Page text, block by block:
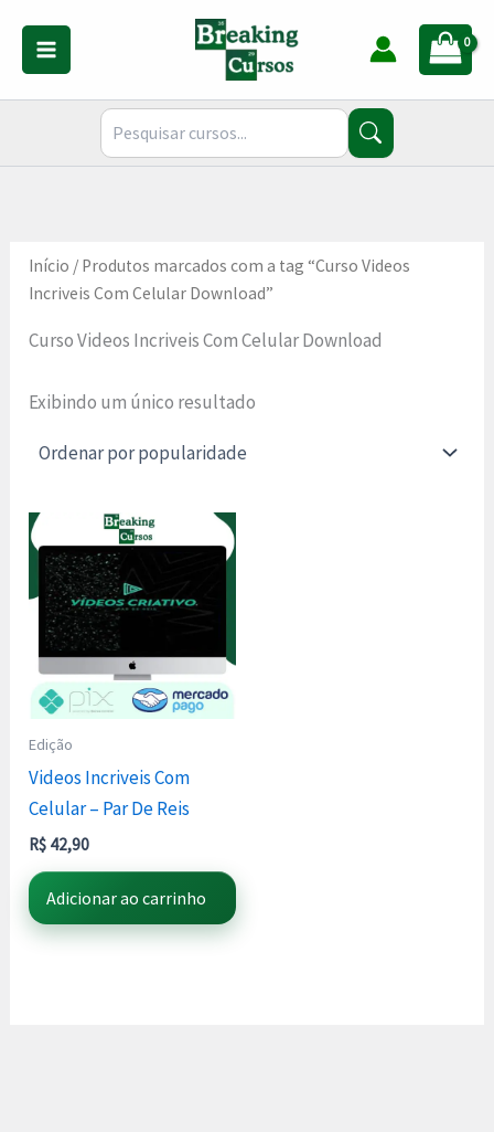
conteúdo
Início / Produtos marcados com a tag “Curso Videos
Incriveis Com Celular Download”
Curso Videos Incriveis Com Celular Download
Exibindo um único resultado
Edição
Videos Incriveis Com
Celular – Par De Reis
R$ 42,90
Adicionar ao carrinho